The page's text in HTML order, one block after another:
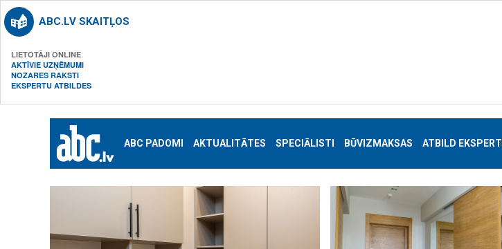
ABC.LV SKAITĻOS
LIETOTĀJI ONLINE
AKTĪVIE UZŅĒMUMI
NOZARES RAKSTI
EKSPERTU ATBILDES
ABC PADOMI AKTUALITĀTES SPECIĀLISTI BŪVIZMAKSAS ATBILD EKSPERTI